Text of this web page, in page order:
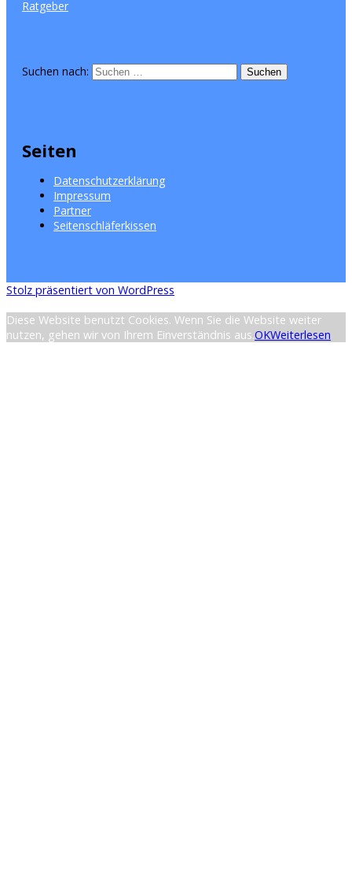
Ratgeber
Suchen nach:
Seiten
Datenschutzerklärung
Impressum
Partner
Seitenschläferkissen
Stolz präsentiert von WordPress
Diese Website benutzt Cookies. Wenn Sie die Website weiter
nutzen, gehen wir von Ihrem Einverständnis aus.OKWeiterlesen